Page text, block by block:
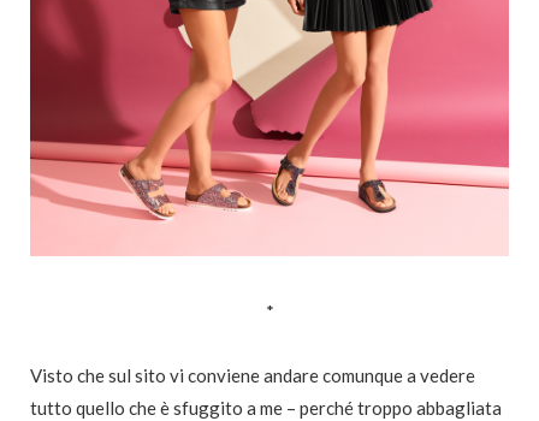
*
Visto che sul sito vi conviene andare comunque a vedere
tutto quello che è sfuggito a me – perché troppo abbagliata